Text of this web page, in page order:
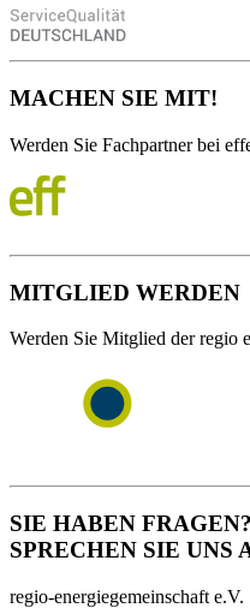
MACHEN SIE MIT!
Werden Sie Fachpartner bei
MITGLIED WERDEN
Werden Sie Mitglied der regio
SIE HABEN FRAGEN?
SPRECHEN SIE UNS
regio-energiegemeinschaft e.V.